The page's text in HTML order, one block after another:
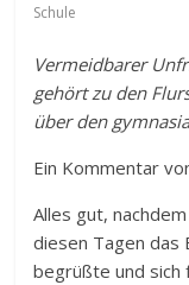
Schule
Vermeidbarer
gehört zu den
über den
Ein Kommentar
Alles gut,
diesen Tagen das
begrüßte und sich